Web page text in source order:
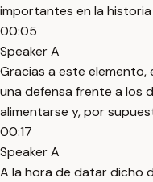
importantes en la historia
00:05
Speaker A
Gracias a este
una defensa frente a los
alimentarse y, por
00:17
Speaker A
A la hora de datar dicho